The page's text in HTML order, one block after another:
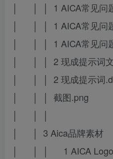
│ │ │ 1 AICA常见问
│ │ │ 1 AICA常见问
│ │ │ 1 AICA常见问
│ │ │ 2 现成提示词文
│ │ │ 2 现成提示词
│ │ │ 截图.png
│ │ │
│ │ 3 Aica品牌素材
│ │ │ 1 AICA